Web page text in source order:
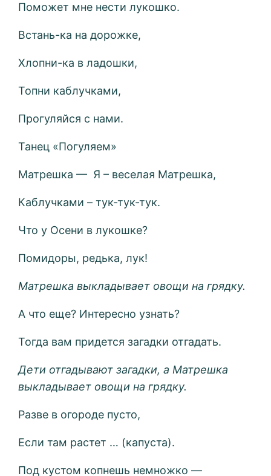
Поможет мне нести лукошко.
Встань-ка на дорожке,
Хлопни-ка в ладошки,
Топни каблучками,
Прогуляйся с нами.
Танец «Погуляем»
Матрешка — Я – веселая Матрешка,
Каблучками – тук-тук-тук.
Что у Осени в лукошке?
Помидоры, редька, лук!
Матрешка выкладывает овощи на грядку.
А что еще? Интересно узнать?
Тогда вам придется загадки отгадать.
Дети отгадывают загадки, а Матрешка
выкладывает овощи на грядку.
Разве в огороде пусто,
Если там растет … (капуста).
Под кустом копнешь немножко —